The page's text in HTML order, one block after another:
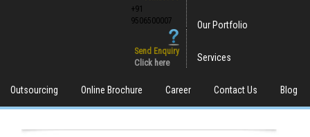
+91
9506500007
Send Enquiry
Click here
Our Portfolio
Services
Outsourcing Online Brochure Career Contact Us Blog